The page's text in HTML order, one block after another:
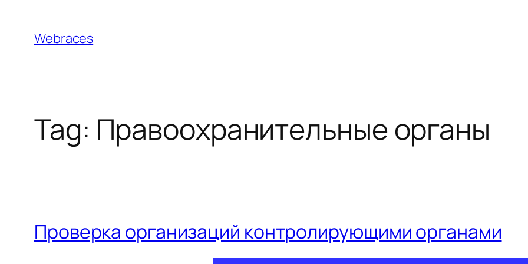
content
Webraces
Tag: Правоохранительные органы
Проверка организаций контролирующими органами